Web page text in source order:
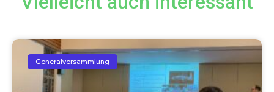
Generalversammlung